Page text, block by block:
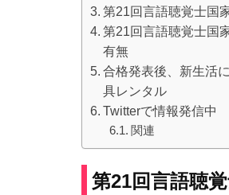
第21回言語聴覚士国
第21回言語聴覚士国
有無
合格発表後、新生活
具レンタル
Twitterで情報発信中
関連
第21回言語聴